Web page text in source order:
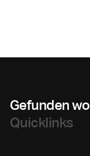
Gefunden
Quicklinks